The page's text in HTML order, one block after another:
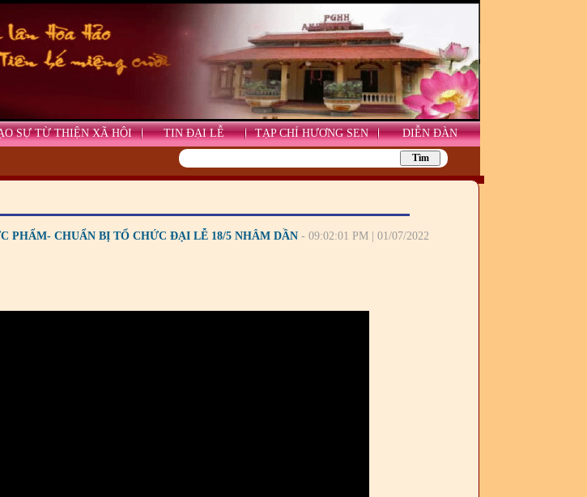
SỰ TỪ THIỆN XÃ HỘI TIN ĐẠI LỄ TẠP CHÍ HƯƠNG SEN
DIỄN ĐÀN
PHẨM- CHUẨN BỊ TỔ CHỨC ĐẠI LỄ 18/5 NHÂM DẦN - 09:02:01 PM | 01/07/2022